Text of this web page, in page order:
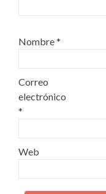
Nombre*
Correo
electrónico
*
Web